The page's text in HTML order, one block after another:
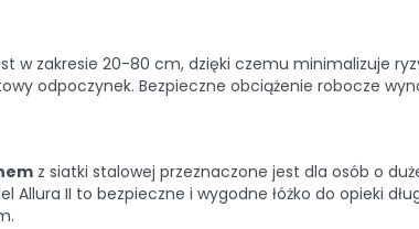
w zakresie 20-80 cm, dzięki czemu minimalizuje
odpoczynek. Bezpieczne obciążenie robocze
z siatki stalowej przeznaczone jest dla osób o
II to bezpieczne i wygodne łóżko do opieki